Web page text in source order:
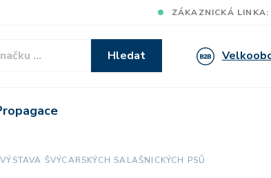
ZÁKAZNICKÁ LINKA:
Hledat
ŠVÝCARSKÝCH SALAŠNICKÝCH PSŮ